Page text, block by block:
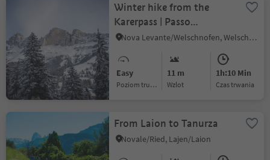
Winter hike from the
Karerpass | Passo
Costalunga to Lake
Nova Levante/Welschnofen, Welschnofen/Nova Levante, Dolomites Region Eggental
Easy
Poziom trudności
11 m
Wzlot
1h:10 Min
czas trwania
From Laion to Tanurza
Novale/Ried, Lajen/Laion